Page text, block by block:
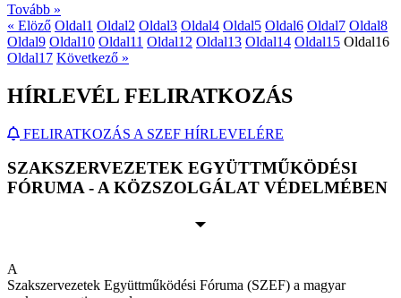
Tovább »
« Elöző Oldal1 Oldal2 Oldal3 Oldal4 Oldal5 Oldal6 Oldal7 Oldal8
Oldal9 Oldal10 Oldal11 Oldal12 Oldal13 Oldal14 Oldal15 Oldal16
Oldal17 Következő »
HÍRLEVÉL FELIRATKOZÁS
FELIRATKOZÁS A SZEF HÍRLEVELÉRE
SZAKSZERVEZETEK EGYÜTTMŰKÖDÉSI
FÓRUMA - A KÖZSZOLGÁLAT VÉDELMÉBEN
A
Szakszervezetek Együttműködési Fóruma (SZEF) a magyar